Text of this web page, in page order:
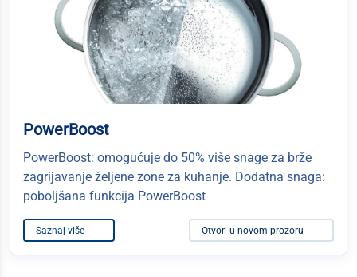
PowerBoost
PowerBoost: omogućuje do 50% više snage za brže
zagrijavanje željene zone za kuhanje. Dodatna snaga:
poboljšana funkcija PowerBoost
Saznaj više Otvori u novom prozoru